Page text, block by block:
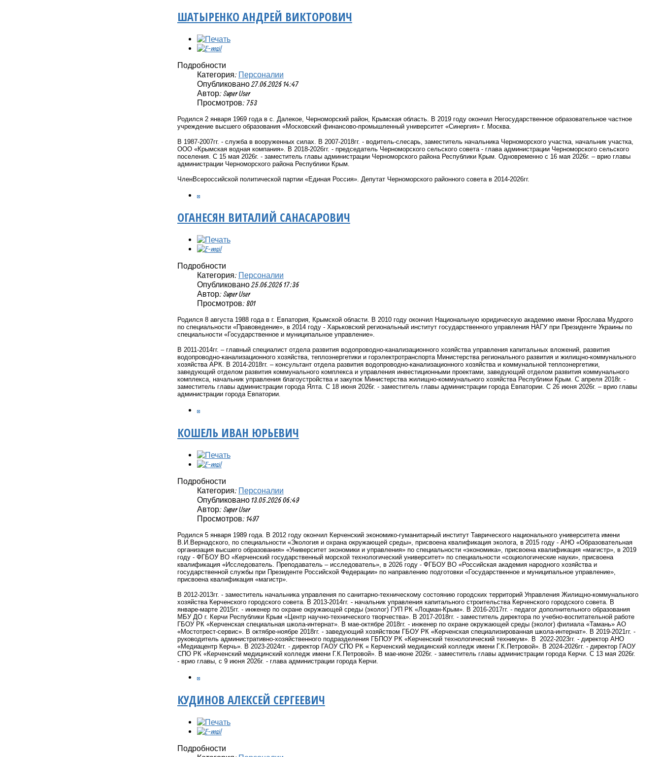
ШАТЫРЕНКО АНДРЕЙ ВИКТОРОВИЧ
Подробности
Категория: Персоналии
Опубликовано 27.06.2026 14:47
Автор: Super User
Просмотров: 753
Родился 2 января 1969 года в с. Далекое, Черноморский район, Крымская область. В 2019 году окончил Негосударственное образовательное частное
учреждение высшего образования «Московский финансово-промышленный университет «Синергия» г. Москва.
В 1987-2007гг. -служба в вооруженных силах. В 2007-2018гг. - водитель-слесарь, заместитель начальника Черноморского участка, начальник участка,
ООО «Крымская водная компания». В 2018-2026гг. - председатель Черноморского сельского совета - глава администрации Черноморского сельского
поселения. С 15 мая 2026г. - заместитель главы администрации Черноморского района Республики Крым. Одновременно с 16 мая 2026г. – врио главы
администрации Черноморского района Республики Крым.
ЧленВсероссийской политической партии «Единая Россия». Депутат Черноморского районного совета в 2014-2026гг.
ОГАНЕСЯН ВИТАЛИЙ САНАСАРОВИЧ
Подробности
Категория: Персоналии
Опубликовано 25.06.2026 17:36
Автор: Super User
Просмотров: 801
Родился 8 августа 1988 года в г. Евпатория, Крымской области. В 2010 году окончил Национальную юридическую академию имени Ярослава Мудрого
по специальности «Правоведение», в 2014 году - Харьковский региональный институт государственного управления НАГУ при Президенте Украины по
специальности «Государственное и муниципальное управление».
В 2011-2014гг. – главный специалист отдела развития водопроводно-канализационного хозяйства управления капитальных вложений, развития
водопроводно-канализационного хозяйства, теплоэнергетики и горэлектротранспорта Министерства регионального развития и жилищно-коммунального
хозяйства АРК. В 2014-2018гг. – консультант отдела развития водопроводно-канализационного хозяйства и коммунальной теплоэнергетики,
заведующий отделом развития коммунального комплекса и управления инвестиционными проектами, заведующий отделом развития коммунального
комплекса, начальник управления благоустройства и закупок Министерства жилищно-коммунального хозяйства Республики Крым. С апреля 2018г. -
заместитель главы администрации города Ялта. С 18 июня 2026г. - заместитель главы администрации города Евпатории. С 26 июня 2026г. – врио главы
администрации города Евпатории.
КОШЕЛЬ ИВАН ЮРЬЕВИЧ
Подробности
Категория: Персоналии
Опубликовано 13.05.2026 06:49
Автор: Super User
Просмотров: 1497
Родился 5 января 1989 года. В 2012 году окончил Керченский экономико-гуманитарный институт Таврического национального университета имени
В.И.Вернадского, по специальности «Экология и охрана окружающей среды», присвоена квалификация эколога, в 2015 году - АНО «Образовательная
организация высшего образования» «Университет экономики и управления» по специальности «экономика», присвоена квалификация «магистр», в 2019
году - ФГБОУ ВО «Керченский государственный морской технологический университет» по специальности «социологические науки», присвоена
квалификация «Исследователь. Преподаватель – исследователь», в 2026 году - ФГБОУ ВО «Российская академия народного хозяйства и
государственной службы при Президенте Российской Федерации» по направлению подготовки «Государственное и муниципальное управление»,
присвоена квалификация «магистр».
В 2012-2013гг. - заместитель начальника управления по санитарно-техническому состоянию городских территорий Управления Жилищно-коммунального
хозяйства Керченского городского совета. В 2013-2014гг. - начальник управления капитального строительства Керченского городского совета. В
январе-марте 2015гг. - инженер по охране окружающей среды (эколог) ГУП РК «Лоцман-Крым». В 2016-2017гг. - педагог дополнительного образования
МБУ ДО г. Керчи Республики Крым «Центр научно-технического творчества». В 2017-2018гг. - заместитель директора по учебно-воспитательной работе
ГБОУ РК «Керченская специальная школа-интернат». В мае-октябре 2018гг. - инженер по охране окружающей среды (эколог) филиала «Тамань» АО
«Мостотрест-сервис». В октябре-ноябре 2018гг. - заведующий хозяйством ГБОУ РК «Керченская специализированная школа-интернат». В 2019-2021гг. -
руководитель административно-хозяйственного подразделения ГБПОУ РК «Керченский технологический техникум». В 2022-2023гг. - директор АНО
«Медиацентр Керчь». В 2023-2024гг. - директор ГАОУ СПО РК « Керченский медицинский колледж имени Г.К.Петровой». В 2024-2026гг. - директор ГАОУ
СПО РК «Керченский медицинский колледж имени Г.К.Петровой». В мае-июне 2026г. - заместитель главы администрации города Керчи. С 13 мая 2026г.
- врио главы, с 9 июня 2026г. - глава администрации города Керчи.
КУДИНОВ АЛЕКСЕЙ СЕРГЕЕВИЧ
Подробности